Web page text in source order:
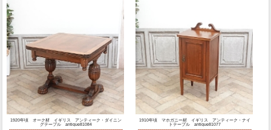
1920年頃 オーク材 イギリス アンティーク・ダイニン
グテーブル antique81084
1910年頃 マホガニー材 イギリス アンティーク・ナイ
トテーブル antique81077